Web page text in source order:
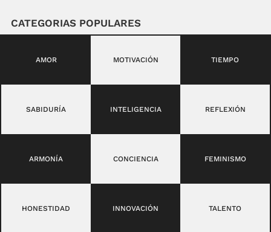
CATEGORIAS POPULARES
AMOR MOTIVACIÓN TIEMPO
SABIDURÍA INTELIGENCIA REFLEXIÓN
ARMONÍA CONCIENCIA FEMINISMO
HONESTIDAD INNOVACIÓN TALENTO